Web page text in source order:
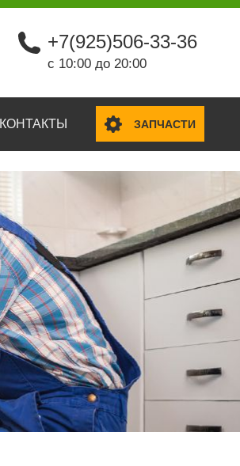
+7(925)506-33-36
с 10:00 до 20:00
КОНТАКТЫ ЗАПЧАСТИ